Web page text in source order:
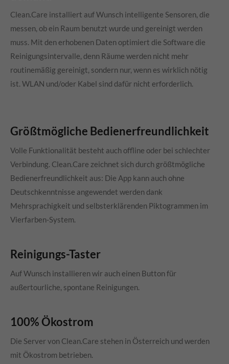
Clean.Care installiert auf Wunsch intelligente Sensoren, die
messen, ob ein Raum benutzt wurde und gereinigt werden
muss. Mit den erhobenen Daten optimiert die Software die
Reinigungsintervalle, denn Räume werden nicht mehr
routinemäßig gereinigt, sondern nur, wenn es wirklich nötig
ist. WLAN und/oder Kabel sind dafür nicht erforderlich.
Größtmögliche Bedienerfreundlichkeit
Volle Funktionalität besteht auch offline oder bei schlechter
Verbindung. Clean.Care zeichnet sich durch größtmögliche
Bedienerfreundlichkeit aus: Die App kann auch ohne
Deutschkenntnisse angewendet werden dank
Mehrsprachigkeit und selbsterklärenden Piktogrammen im
Vierfarben-System.
Reinigungs-Taster
Auf Wunsch installieren wir auch einen Button für
außertourliche, spontane Reinigungen.
100% Ökostrom
Die Server von Clean.Care stehen in Österreich und werden
mit Ökostrom betrieben.